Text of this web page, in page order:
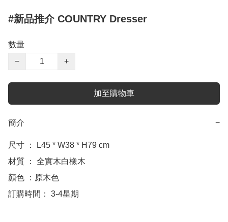
#新品推介 COUNTRY Dresser
數量
−
+
加至購物車
簡介 −
尺寸 ： L45 * W38 * H79 cm
材質 ： 全實木白橡木
顏色 ：原木色
訂購時間： 3-4星期